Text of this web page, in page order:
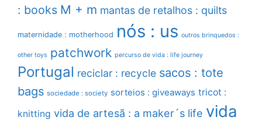
: books M + m mantas de retalhos : quilts
maternidade : motherhood nós : us outros brinquedos :
other toys patchwork percurso de vida : life journey
Portugal reciclar : recycle sacos : tote
bags sociedade : society sorteios : giveaways tricot :
knitting vida de artesã : a maker´s life vida